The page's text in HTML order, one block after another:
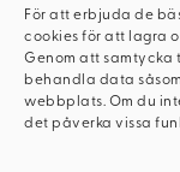
För att erbjuda de
cookies för att lagra
Genom att samtycka
behandla data
webbplats. Om du
det påverka vissa
Gävle
Mariestad
Mellerud
Ödeshög